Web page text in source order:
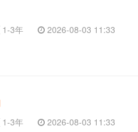
1-3年 2026-08-03 11:33
1-3年 2026-08-03 11:33